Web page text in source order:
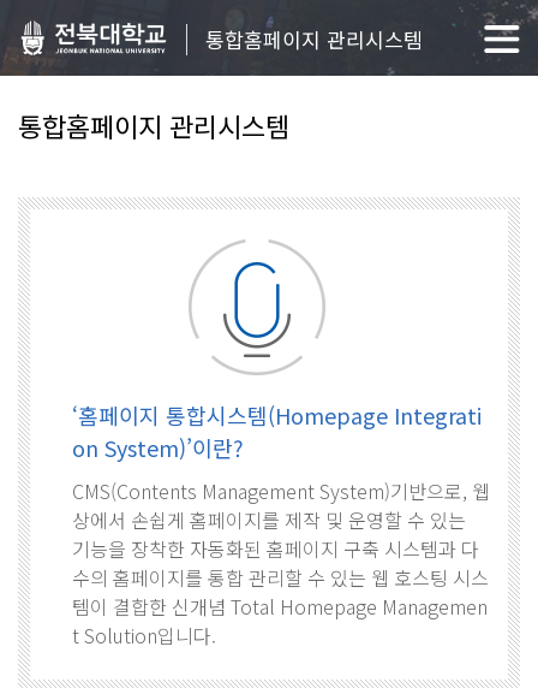
통합홈페이지 관리시스템
통합홈페이지 관리시스템
‘홈페이지 통합시스템(Homepage Integrati
on System)’이란?
CMS(Contents Management System)기반으로, 웹
상에서 손쉽게 홈페이지를 제작 및 운영할 수 있는
기능을 장착한 자동화된 홈페이지 구축 시스템과 다
수의 홈페이지를 통합 관리할 수 있는 웹 호스팅 시스
템이 결합한 신개념 Total Homepage Managemen
t Solution입니다.